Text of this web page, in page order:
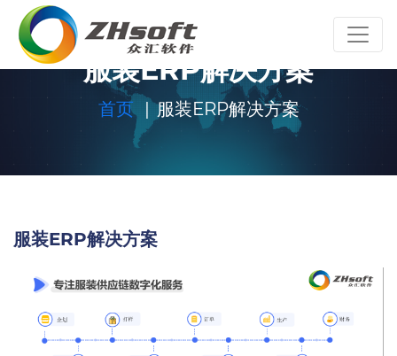
服装ERP解决方案
首页 服装ERP解决方案
服装ERP解决方案